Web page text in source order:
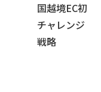
国越境EC初
チャレンジ
戦略